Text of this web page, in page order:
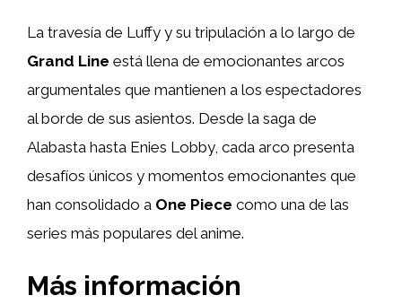
La travesía de Luffy y su tripulación a lo largo de
Grand Line está llena de emocionantes arcos
argumentales que mantienen a los espectadores
al borde de sus asientos. Desde la saga de
Alabasta hasta Enies Lobby, cada arco presenta
desafíos únicos y momentos emocionantes que
han consolidado a One Piece como una de las
series más populares del anime.
Más información